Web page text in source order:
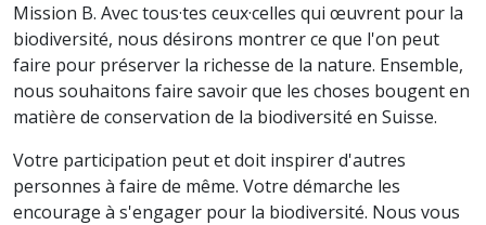
Mission B. Avec tous·tes ceux·celles qui œuvrent pour la
biodiversité, nous désirons montrer ce que l'on peut
faire pour préserver la richesse de la nature. Ensemble,
nous souhaitons faire savoir que les choses bougent en
matière de conservation de la biodiversité en Suisse.
Votre participation peut et doit inspirer d'autres
personnes à faire de même. Votre démarche les
encourage à s'engager pour la biodiversité. Nous vous